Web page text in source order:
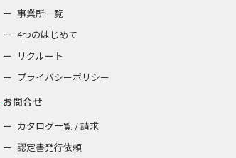
事業所一覧
4つのはじめて
リクルート
プライバシーポリシー
お問合せ
カタログ一覧 / 請求
認定書発行依頼